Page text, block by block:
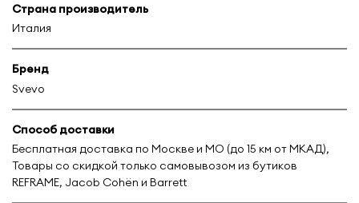
Страна производитель
Италия
Бренд
Svevo
Способ доставки
Бесплатная доставка по Москве и МО (до 15 км от МКАД),
Товары со скидкой только самовывозом из бутиков
REFRAME, Jacob Cohën и Barrett